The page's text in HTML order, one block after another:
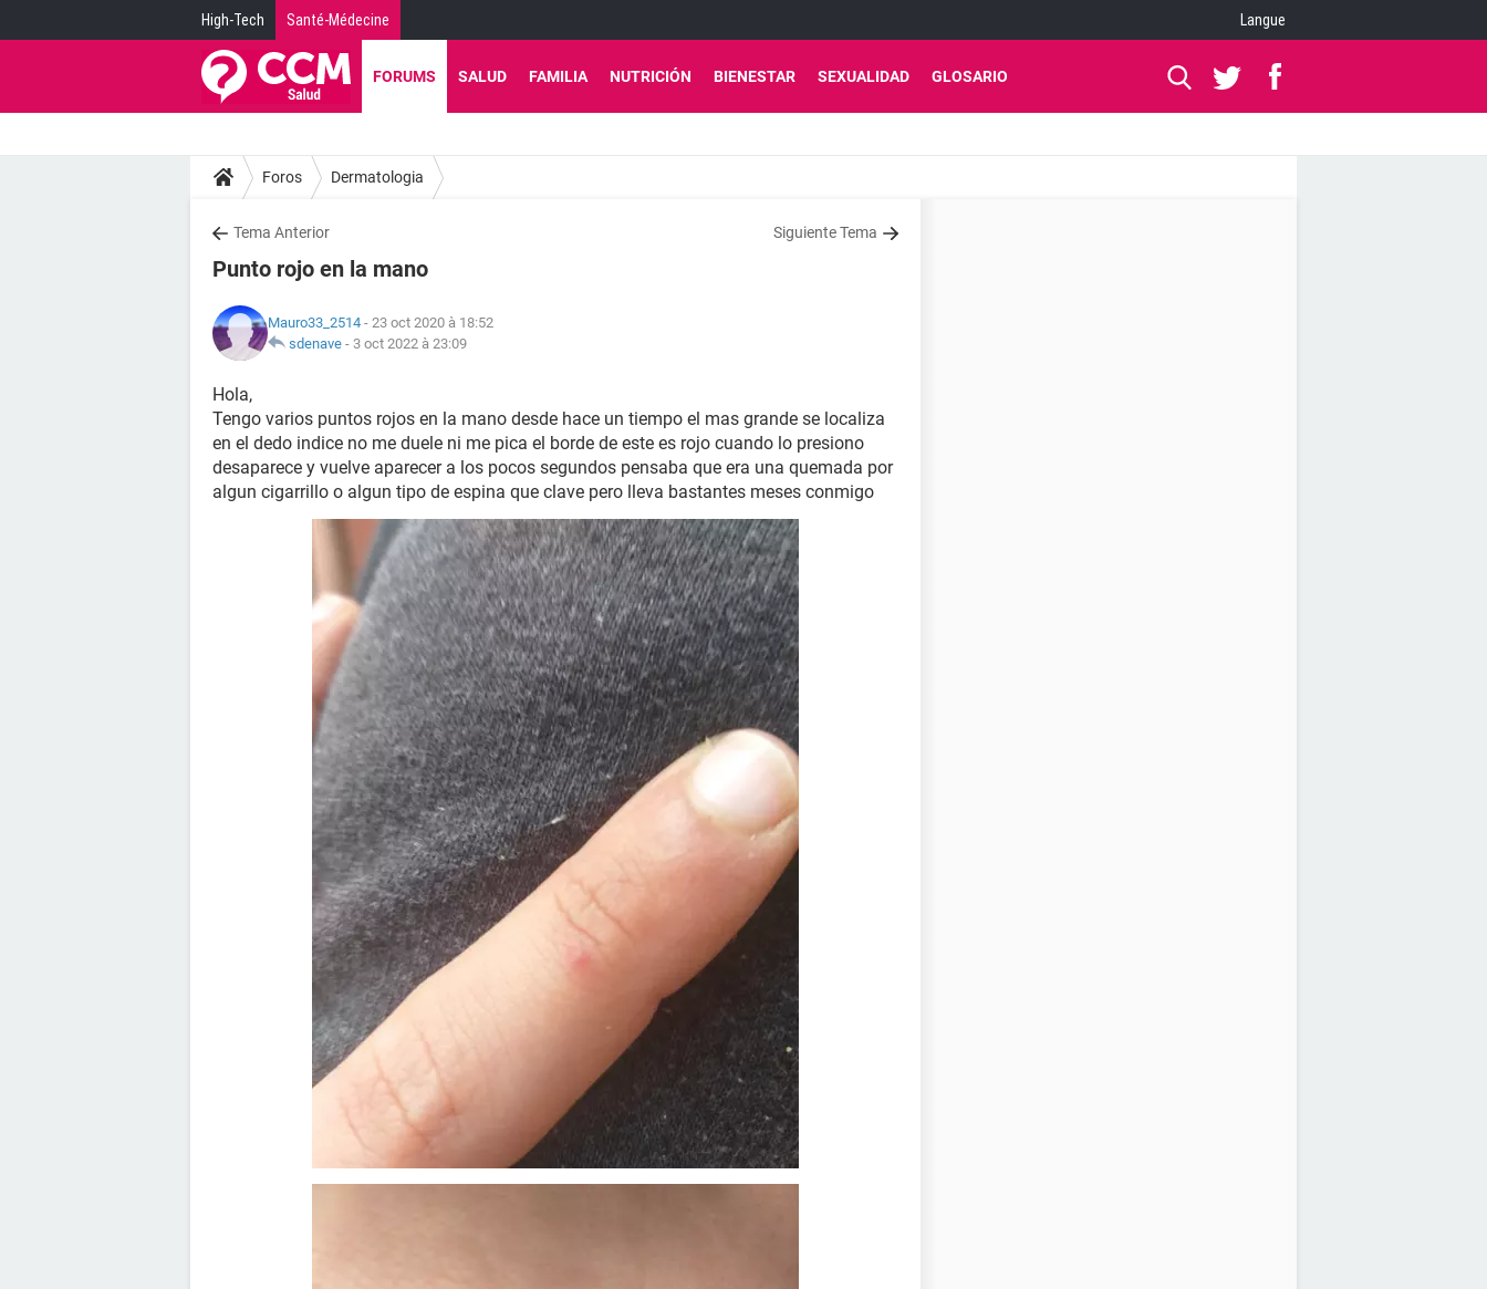
High-Tech Santé-Médecine Langue
FORUMS SALUD FAMILIA NUTRICIÓN BIENESTAR SEXUALIDAD GLOSARIO
Foros Dermatologia
Tema Anterior Siguiente Tema
Punto rojo en la mano
Mauro33_2514 - 23 oct 2020 à 18:52
sdenave - 3 oct 2022 à 23:09
Hola,
Tengo varios puntos rojos en la mano desde hace un tiempo el mas grande se localiza
en el dedo indice no me duele ni me pica el borde de este es rojo cuando lo presiono
desaparece y vuelve aparecer a los pocos segundos pensaba que era una quemada por
algun cigarrillo o algun tipo de espina que clave pero lleva bastantes meses conmigo